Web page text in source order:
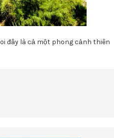
đây là cả một phong cảnh thiên